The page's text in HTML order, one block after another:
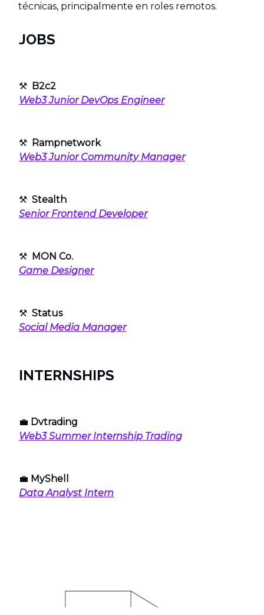
técnicas, principalmente en roles remotos.
JOBS
⚒ B2c2
Web3 Junior DevOps Engineer
⚒ Rampnetwork
Web3 Junior Community Manager
⚒ Stealth
Senior Frontend Developer
⚒ MON Co.
Game Designer
⚒ Status
Social Media Manager
INTERNSHIPS
💼 Dvtrading
Web3 Summer Internship Trading
💼 MyShell
Data Analyst Intern